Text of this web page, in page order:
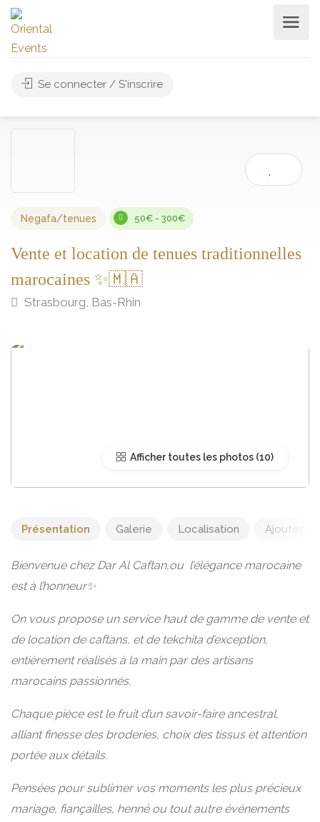
Se connecter / S'inscrire
Negafa/tenues 50€ - 300€
Vente et location de tenues traditionnelles
marocaines ✨🇲🇦
Strasbourg, Bas-Rhin
Afficher toutes les photos
Présentation Galerie Localisation Ajouter un
Bienvenue chez Dar Al Caftan,ou l’élégance marocaine
est à l’honneur✨
On vous propose un service haut de gamme de vente et
de location de caftans, et de tekchita d’exception,
entièrement réalisés à la main par des artisans
marocains passionnés.
Chaque pièce est le fruit d’un savoir-faire ancestral,
alliant finesse des broderies, choix des tissus et attention
portée aux détails.
Pensées pour sublimer vos moments les plus précieux
mariage, fiançailles, henné ou tout autre événements